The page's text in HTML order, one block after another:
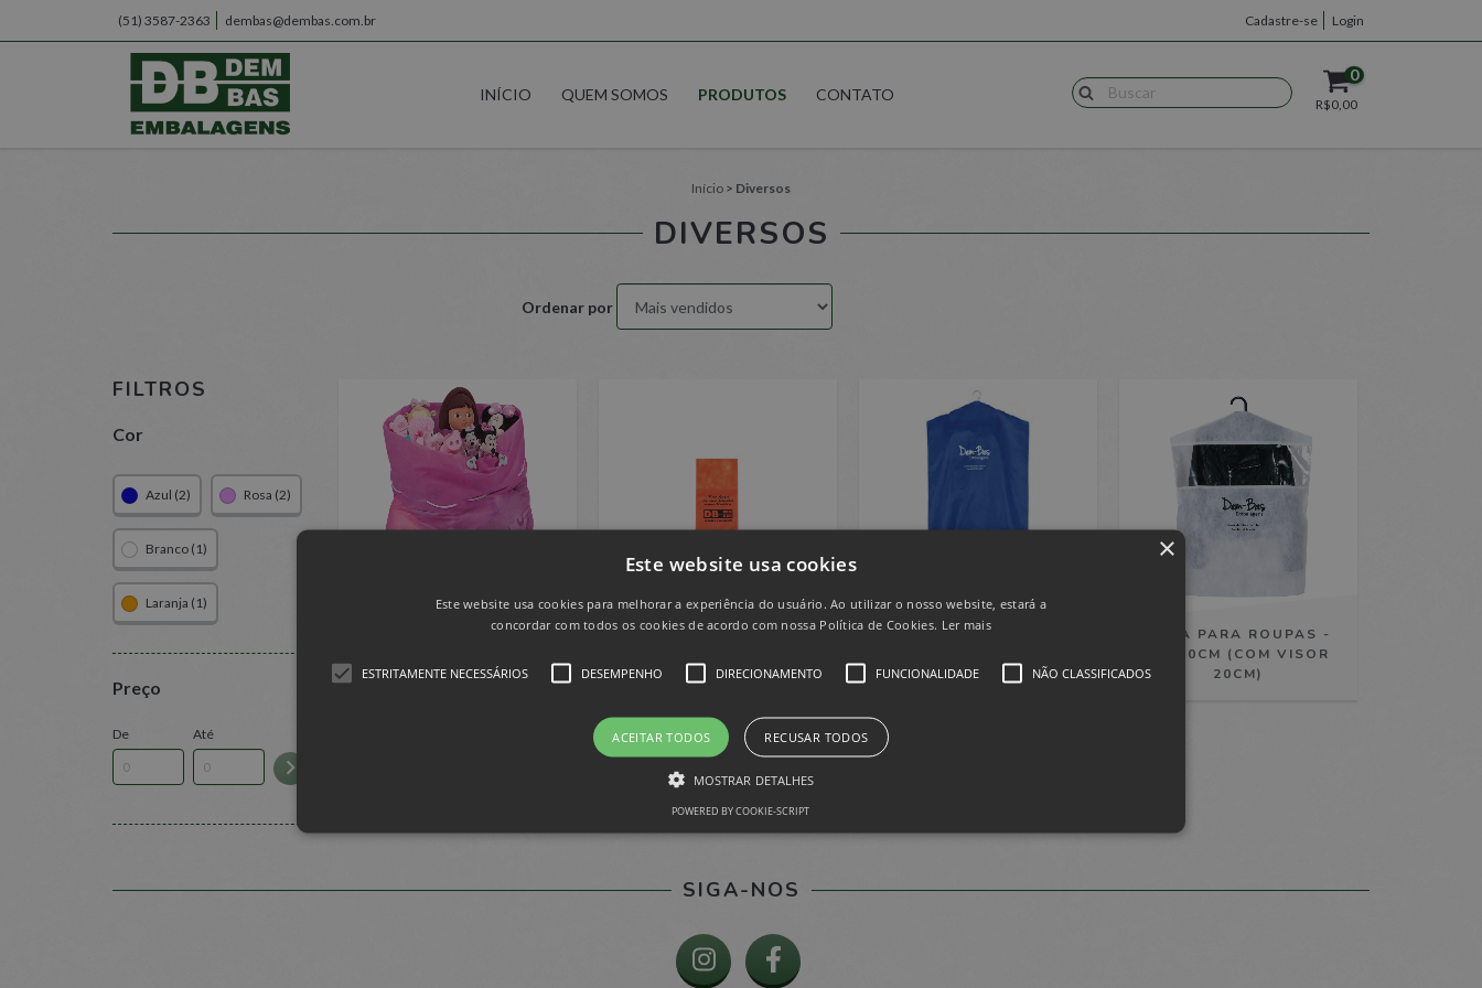
(51) 3587-2363 dembas@dembas.com.br Cadastre-se Login
INÍCIO QUEM SOMOS PRODUTOS CONTATO
0
R$0,00
Início > Diversos
DIVERSOS
Ordenar por
FILTROS
Cor
Azul (2) Rosa (2)
Branco (1)
Laranja (1)
Preço
De Até
SACO PARA FESTA -
LIXEIRA PARA CARRO
CAPA PARA VESTIDOS -
CAPA PARA ROUPAS -
68X90CM (COM VISOR
20CM)
SIGA-NOS
Este website usa cookies
Este website usa cookies para melhorar a experiência do usuário. Ao utilizar o nosso website, estará a
concordar com todos os cookies de acordo com nossa Política de Cookies. Ler mais
ESTRITAMENTE NECESSÁRIOS DESEMPENHO DIRECIONAMENTO FUNCIONALIDADE NÃO CLASSIFICADOS
ACEITAR TODOS RECUSAR TODOS
MOSTRAR DETALHES
Descrição
POWERED BY COOKIE-SCRIPT
×